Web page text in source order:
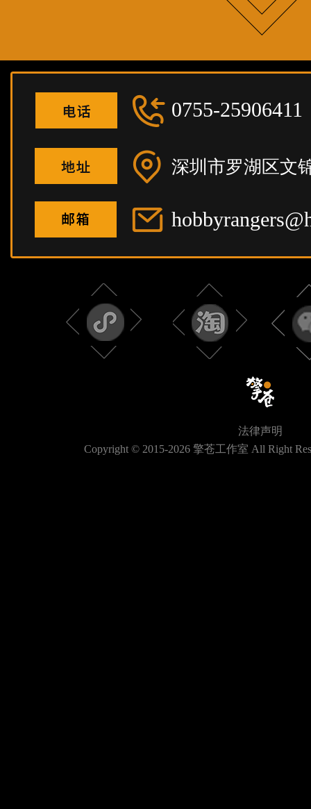
0755-25906411
深圳市罗湖区文
法律声明
Copyright © 2015-2026 擎苍工作室 All Right